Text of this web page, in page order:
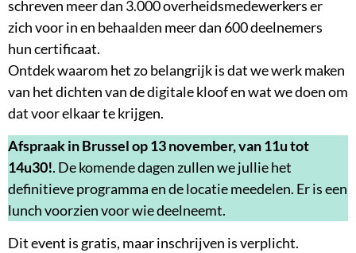
schreven meer dan 3.000 overheidsmedewerkers er
zich voor in en behaalden meer dan 600 deelnemers
hun certificaat.
Ontdek waarom het zo belangrijk is dat we werk maken
van het dichten van de digitale kloof en wat we doen om
dat voor elkaar te krijgen.
Afspraak in Brussel op 13 november, van 11u tot
14u30!. De komende dagen zullen we jullie het
definitieve programma en de locatie meedelen. Er is een
lunch voorzien voor wie deelneemt.
Dit event is gratis, maar inschrijven is verplicht.